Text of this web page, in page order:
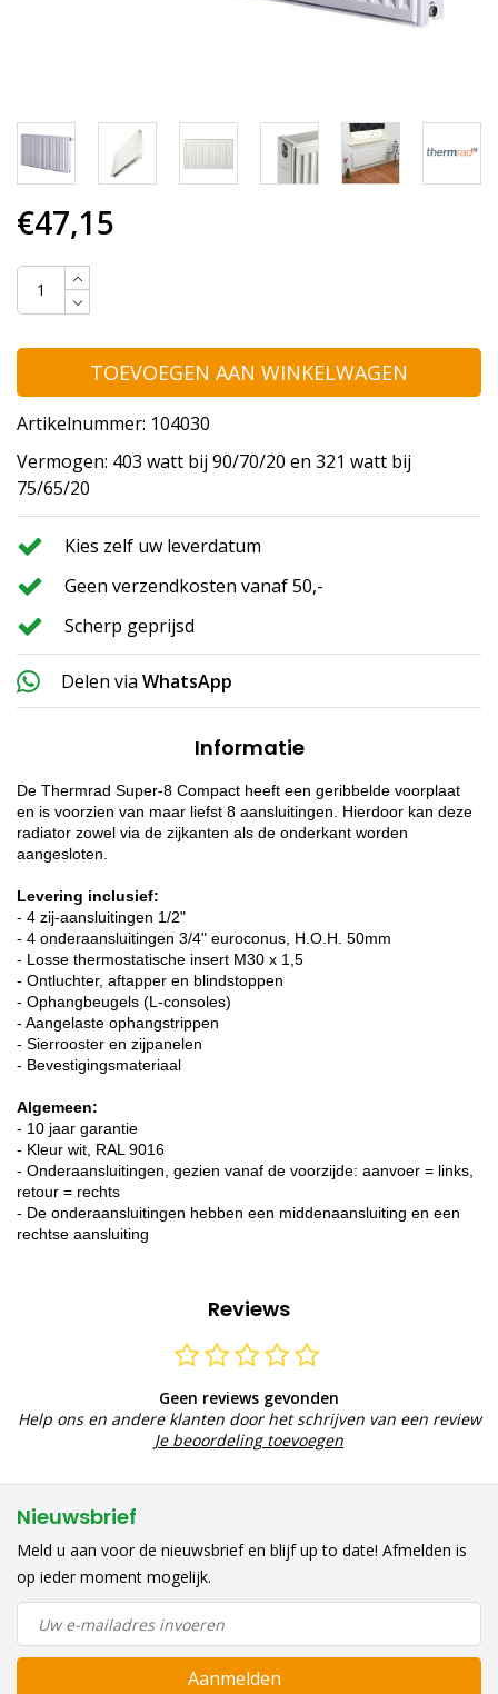
€47,15
TOEVOEGEN AAN WINKELWAGEN
Artikelnummer: 104030
Vermogen: 403 watt bij 90/70/20 en 321 watt bij
75/65/20
Kies zelf uw leverdatum
Geen verzendkosten vanaf 50,-
Scherp geprijsd
Delen via WhatsApp
Informatie
De Thermrad Super-8 Compact heeft een geribbelde voorplaat
en is voorzien van maar liefst 8 aansluitingen. Hierdoor kan deze
radiator zowel via de zijkanten als de onderkant worden
aangesloten.
Levering inclusief:
- 4 zij-aansluitingen 1/2"
- 4 onderaansluitingen 3/4" euroconus, H.O.H. 50mm
- Losse thermostatische insert M30 x 1,5
- Ontluchter, aftapper en blindstoppen
- Ophangbeugels (L-consoles)
- Aangelaste ophangstrippen
- Sierrooster en zijpanelen
- Bevestigingsmateriaal
Algemeen:
- 10 jaar garantie
- Kleur wit, RAL 9016
- Onderaansluitingen, gezien vanaf de voorzijde: aanvoer = links,
retour = rechts
- De onderaansluitingen hebben een middenaansluiting en een
rechtse aansluiting
Reviews
Geen reviews gevonden
Help ons en andere klanten door het schrijven van een review
Je beoordeling toevoegen
Nieuwsbrief
Meld u aan voor de nieuwsbrief en blijf up to date! Afmelden is
op ieder moment mogelijk.
Aanmelden